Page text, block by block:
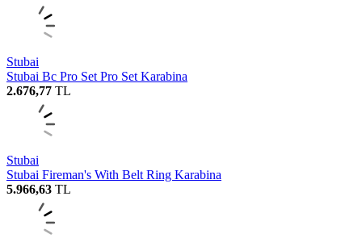
Stubai
Stubai Bc Pro Set Pro Set Karabina
2.676,77 TL
Stubai
Stubai Fireman's With Belt Ring Karabina
5.966,63 TL